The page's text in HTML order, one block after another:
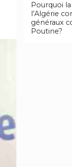
Pourquoi
l’Algérie
généraux
Poutine?